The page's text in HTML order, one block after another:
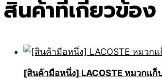
สินค้าที่เกี่ยวข้อง
[สินค้ามือหนึ่ง] LACOSTE หมวกแก็